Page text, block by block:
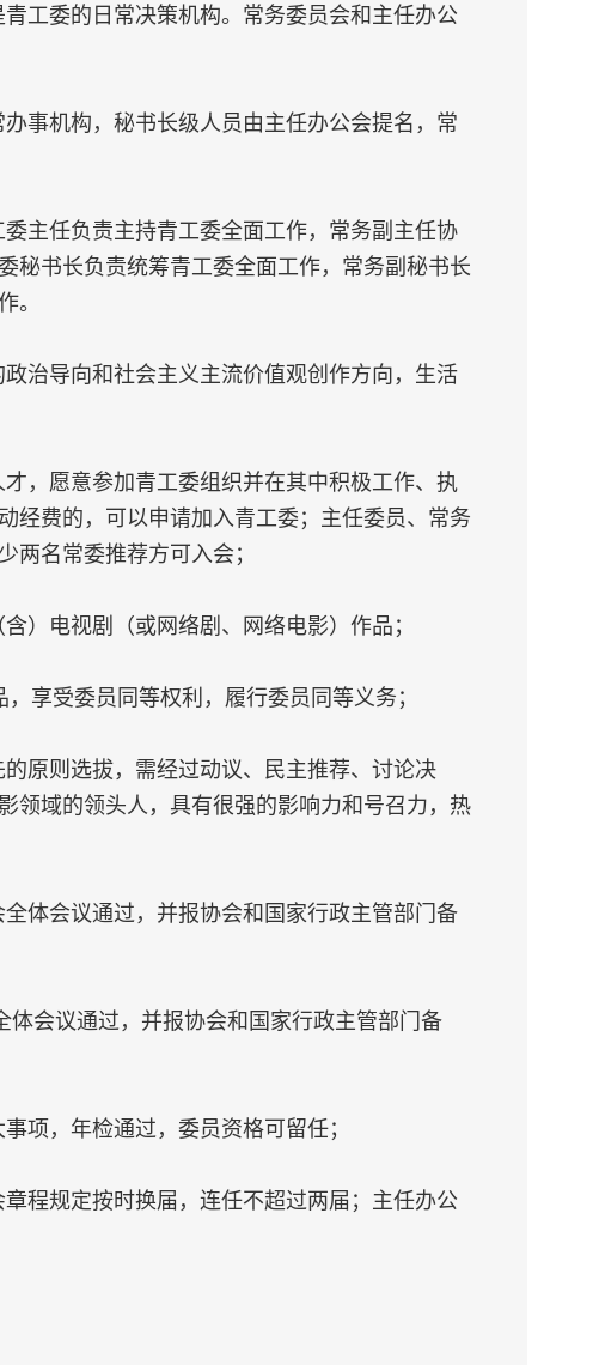
工委的日常决策机构。常务委员会和主任办公
事机构，秘书长级人员由主任办公会提名，常
主任负责主持青工委全面工作，常务副主任协
秘书长负责统筹青工委全面工作，常务副秘书长
。
治导向和社会主义主流价值观创作方向，生活
，愿意参加青工委组织并在其中积极工作、执
经费的，可以申请加入青工委；主任委员、常务
两名常委推荐方可入会；
）电视剧（或网络剧、网络电影）作品；
享受委员同等权利，履行委员同等义务；
原则选拔，需经过动议、民主推荐、讨论决
领域的领头人，具有很强的影响力和号召力，热
体会议通过，并报协会和国家行政主管部门备
体会议通过，并报协会和国家行政主管部门备
项，年检通过，委员资格可留任；
程规定按时换届，连任不超过两届；主任办公